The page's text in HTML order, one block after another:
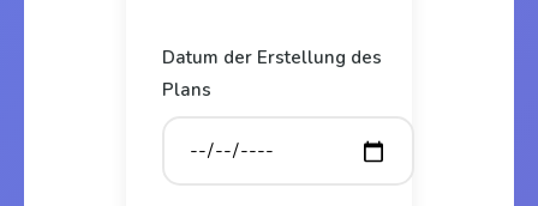
Datum der Erstellung des
Plans